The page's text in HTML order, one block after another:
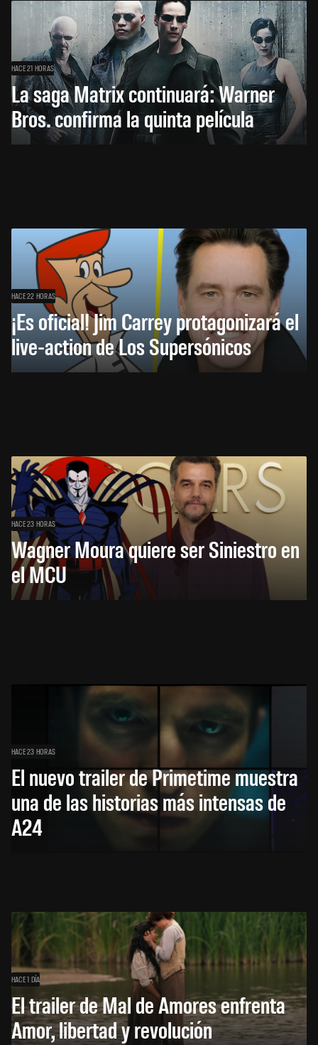
HACE 21 HORAS
La saga Matrix continuará: Warner
Bros. confirma la quinta película
HACE 22 HORAS
¡Es oficial! Jim Carrey protagonizará el
live-action de Los Supersónicos
HACE 23 HORAS
Wagner Moura quiere ser Siniestro en
el MCU
HACE 23 HORAS
El nuevo trailer de Primetime muestra
una de las historias más intensas de
A24
HACE 1 DÍA
El trailer de Mal de Amores enfrenta
Amor, libertad y revolución